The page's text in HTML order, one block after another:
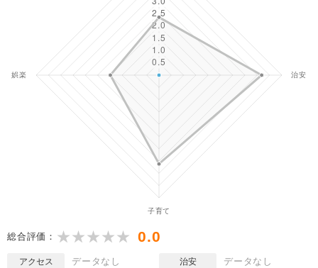
総合評価： 0.0
アクセス データなし 治安 データなし